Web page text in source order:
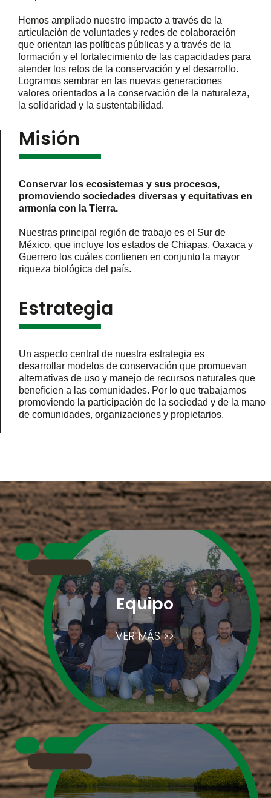
Hemos ampliado nuestro impacto a través de la
articulación de voluntades y redes de colaboración
que orientan las políticas públicas y a través de la
formación y el fortalecimiento de las capacidades para
atender los retos de la conservación y el desarrollo.
Logramos sembrar en las nuevas generaciones
valores orientados a la conservación de la naturaleza,
la solidaridad y la sustentabilidad.
Misión
Conservar los ecosistemas y sus procesos,
promoviendo sociedades diversas y equitativas en
armonía con la Tierra.
Nuestras principal región de trabajo es el Sur de
México, que incluye los estados de Chiapas, Oaxaca y
Guerrero los cuáles contienen en conjunto la mayor
riqueza biológica del país.
Estrategia
Un aspecto central de nuestra estrategia es
desarrollar modelos de conservación que promuevan
alternativas de uso y manejo de recursos naturales que
beneficien a las comunidades. Por lo que trabajamos
promoviendo la participación de la sociedad y de la mano
de comunidades, organizaciones y propietarios.
Equipo
VER MÁS >>